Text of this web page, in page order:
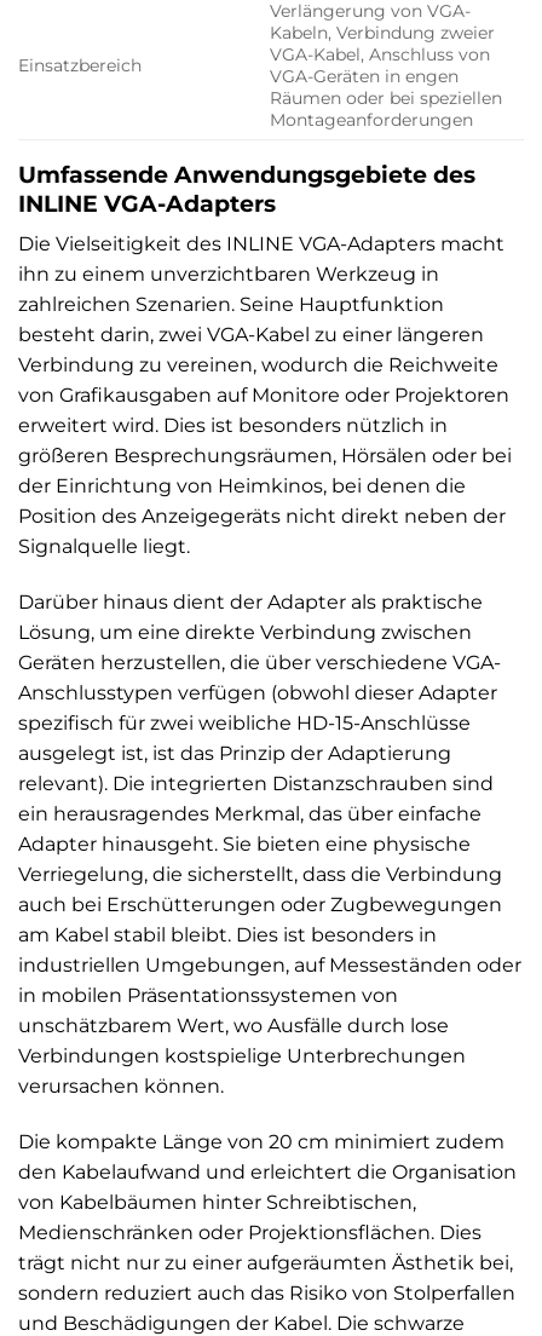
Einsatzbereich
Verlängerung von VGA-
Kabeln, Verbindung zweier
VGA-Kabel, Anschluss von
VGA-Geräten in engen
Räumen oder bei speziellen
Montageanforderungen
Umfassende Anwendungsgebiete des
INLINE VGA-Adapters
Die Vielseitigkeit des INLINE VGA-Adapters macht
ihn zu einem unverzichtbaren Werkzeug in
zahlreichen Szenarien. Seine Hauptfunktion
besteht darin, zwei VGA-Kabel zu einer längeren
Verbindung zu vereinen, wodurch die Reichweite
von Grafikausgaben auf Monitore oder Projektoren
erweitert wird. Dies ist besonders nützlich in
größeren Besprechungsräumen, Hörsälen oder bei
der Einrichtung von Heimkinos, bei denen die
Position des Anzeigegeräts nicht direkt neben der
Signalquelle liegt.
Darüber hinaus dient der Adapter als praktische
Lösung, um eine direkte Verbindung zwischen
Geräten herzustellen, die über verschiedene VGA-
Anschlusstypen verfügen (obwohl dieser Adapter
spezifisch für zwei weibliche HD-15-Anschlüsse
ausgelegt ist, ist das Prinzip der Adaptierung
relevant). Die integrierten Distanzschrauben sind
ein herausragendes Merkmal, das über einfache
Adapter hinausgeht. Sie bieten eine physische
Verriegelung, die sicherstellt, dass die Verbindung
auch bei Erschütterungen oder Zugbewegungen
am Kabel stabil bleibt. Dies ist besonders in
industriellen Umgebungen, auf Messeständen oder
in mobilen Präsentationssystemen von
unschätzbarem Wert, wo Ausfälle durch lose
Verbindungen kostspielige Unterbrechungen
verursachen können.
Die kompakte Länge von 20 cm minimiert zudem
den Kabelaufwand und erleichtert die Organisation
von Kabelbäumen hinter Schreibtischen,
Medienschränken oder Projektionsflächen. Dies
trägt nicht nur zu einer aufgeräumten Ästhetik bei,
sondern reduziert auch das Risiko von Stolperfallen
und Beschädigungen der Kabel. Die schwarze